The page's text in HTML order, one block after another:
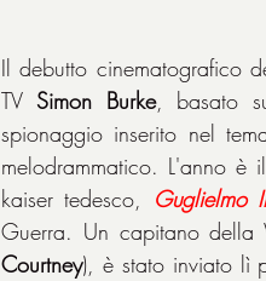
Il debutto cinematografico
TV Simon Burke, basato
spionaggio inserito nel
melodrammatico. L'anno
kaiser tedesco, Guglielmo II
Guerra. Un capitano della
Courtney), è stato inviato lì